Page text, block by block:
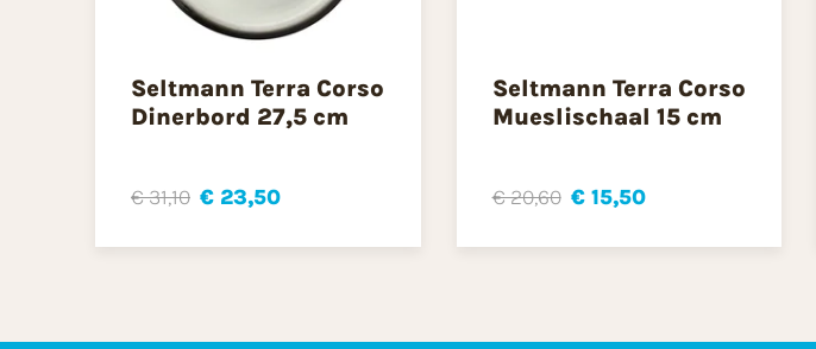
Seltmann Terra Corso
Dinerbord 27,5 cm
€ 31,10 € 23,50
Seltmann Terra Corso
Mueslischaal 15 cm
€ 20,60 € 15,50